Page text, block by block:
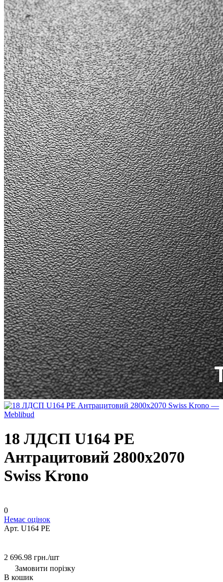
18 ЛДСП U164 РЕ
Антрацитовий 2800х2070
Swiss Krono
0
Немає оцінок
Арт. U164 РЕ
2 696.98 грн./шт
Замовити порізку
В кошик